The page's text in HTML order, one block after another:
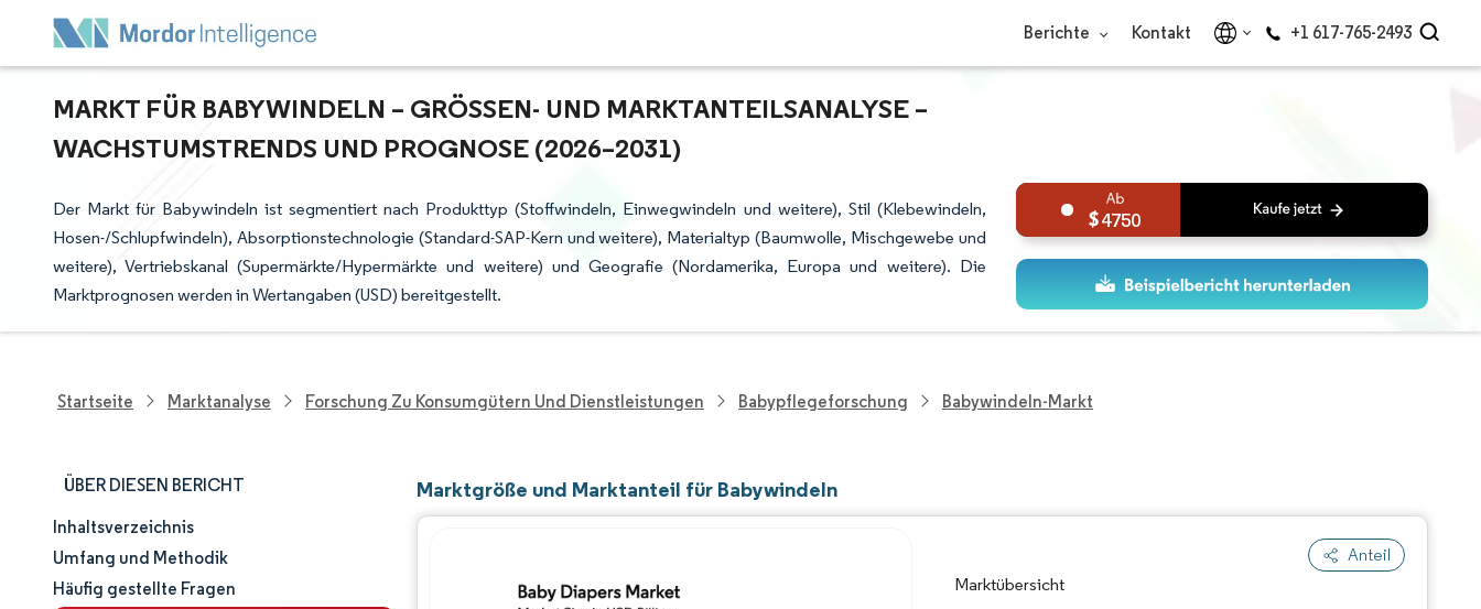
Berichte Kontakt +1 617-765-2493
MARKT FÜR BABYWINDELN – GRÖSSEN- UND MARKTANTEILSANALYSE – W
ACHSTUMSTRENDS UND PROGNOSE (2026–2031)
Der Markt für Babywindeln ist segmentiert nach Produkttyp (Stoffwindeln, Einwegwindeln und weitere), Stil (Klebewindeln,
Hosen-/Schlupfwindeln), Absorptionstechnologie (Standard-SAP-Kern und weitere), Materialtyp (Baumwolle, Mischgewebe und
weitere), Vertriebskanal (Supermärkte/Hypermärkte und weitere) und Geografie (Nordamerika, Europa und weitere). Die
Marktprognosen werden in Wertangaben (USD) bereitgestellt.
4750
Startseite Marktanalyse Forschung Zu Konsumgütern Und Dienstleistungen Babypflegeforschung Babywindeln-Markt
ÜBER DIESEN BERICHT
Marktgröße und -anteil
Marktanalyse
Inhaltsverzeichnis
Umfang und Methodik
Häufig gestellte Fragen
Marktgröße und Marktanteil für Babywindeln
Anteil
Marktübersicht